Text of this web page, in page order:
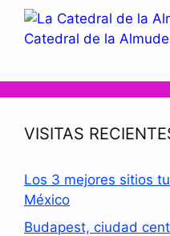
Catedral de la
VISITAS
Los 3 mejores sitios
México
Budapest, ciudad